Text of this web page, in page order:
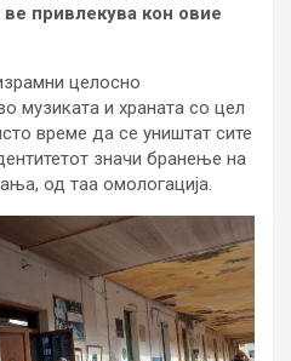
привлекува кон овие
целосно
музиката и храната со цел
време да се уништат сите
значи бранење на
од таа омологација.